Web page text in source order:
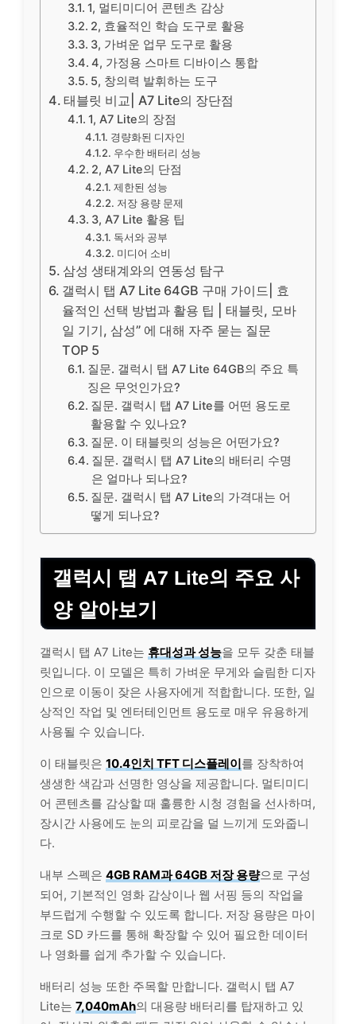
1, 멀티미디어 콘텐츠 감상
2, 효율적인 학습 도구로 활용
3, 가벼운 업무 도구로 활용
4, 가정용 스마트 디바이스 통합
5, 창의력 발휘하는 도구
태블릿 비교| A7 Lite의 장단점
1, A7 Lite의 장점
경량화된 디자인
우수한 배터리 성능
2, A7 Lite의 단점
제한된 성능
저장 용량 문제
3, A7 Lite 활용 팁
독서와 공부
미디어 소비
삼성 생태계와의 연동성 탐구
갤럭시 탭 A7 Lite 64GB 구매 가이드| 효
율적인 선택 방법과 활용 팁 | 태블릿, 모바
일 기기, 삼성” 에 대해 자주 묻는 질문
TOP 5
질문. 갤럭시 탭 A7 Lite 64GB의 주요 특
징은 무엇인가요?
질문. 갤럭시 탭 A7 Lite를 어떤 용도로
활용할 수 있나요?
질문. 이 태블릿의 성능은 어떤가요?
질문. 갤럭시 탭 A7 Lite의 배터리 수명
은 얼마나 되나요?
질문. 갤럭시 탭 A7 Lite의 가격대는 어
떻게 되나요?
갤럭시 탭 A7 Lite의 주요 사
양 알아보기
갤럭시 탭 A7 Lite는 휴대성과 성능을 모두 갖춘 태블
릿입니다. 이 모델은 특히 가벼운 무게와 슬림한 디자
인으로 이동이 잦은 사용자에게 적합합니다. 또한, 일
상적인 작업 및 엔터테인먼트 용도로 매우 유용하게
사용될 수 있습니다.
이 태블릿은 10.4인치 TFT 디스플레이를 장착하여
생생한 색감과 선명한 영상을 제공합니다. 멀티미디
어 콘텐츠를 감상할 때 훌륭한 시청 경험을 선사하며,
장시간 사용에도 눈의 피로감을 덜 느끼게 도와줍니
다.
내부 스펙은 4GB RAM과 64GB 저장 용량으로 구성
되어, 기본적인 영화 감상이나 웹 서핑 등의 작업을
부드럽게 수행할 수 있도록 합니다. 저장 용량은 마이
크로 SD 카드를 통해 확장할 수 있어 필요한 데이터
나 영화를 쉽게 추가할 수 있습니다.
배터리 성능 또한 주목할 만합니다. 갤럭시 탭 A7
Lite는 7,040mAh의 대용량 배터리를 탑재하고 있